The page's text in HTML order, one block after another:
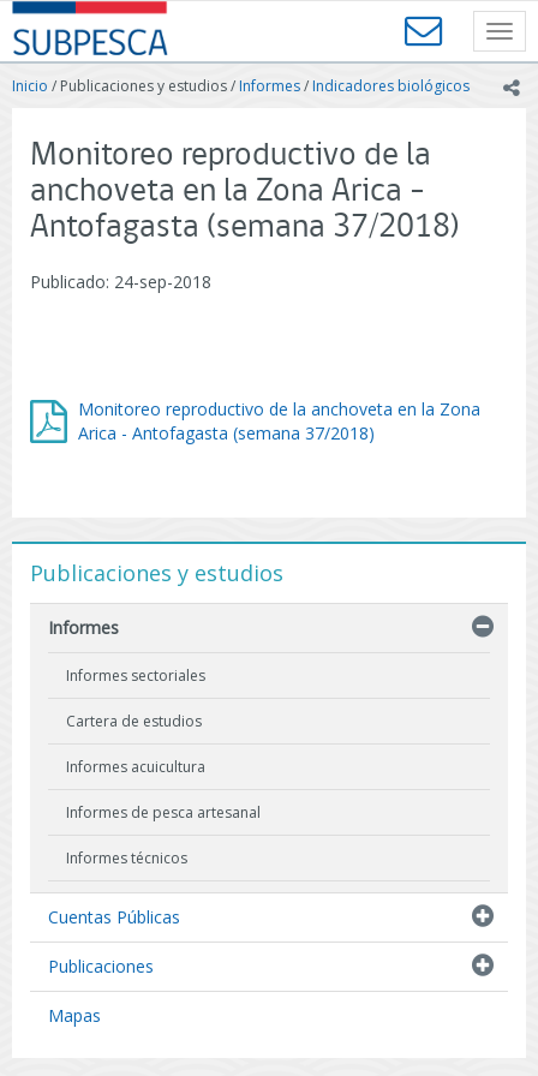
Contenido
principal
SUBPESCA
-
Subsecretaría
Acuicultura
-
Gobierno
Chile
Inicio / Publicaciones y estudios /Informes/Indicadores biológicos
Monitoreo reproductivo de la
anchoveta en la Zona Arica -
Antofagasta (semana 37/2018)
Publicado: 24-sep-2018
Monitoreo reproductivo de la anchoveta en la Zona
Arica - Antofagasta (semana 37/2018)
Publicaciones y estudios
Informes
Informes sectoriales
Cartera de estudios
Informes acuicultura
Informes de pesca artesanal
Informes técnicos
Resultados de Pescas de Investigación
Cuentas Públicas
Publicaciones
Mapas